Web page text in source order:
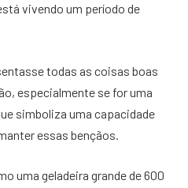
vivendo um período de
todas as coisas boas
especialmente se for uma
simboliza uma capacidade
essas bençãos.
uma geladeira grande de 600